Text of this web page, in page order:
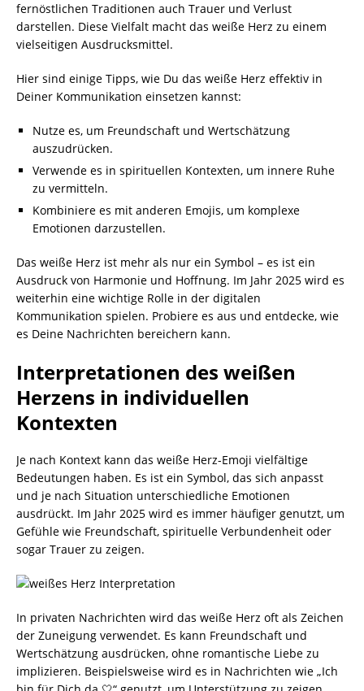
fernöstlichen Traditionen auch Trauer und Verlust
darstellen. Diese Vielfalt macht das weiße Herz zu einem
vielseitigen Ausdrucksmittel.
Hier sind einige Tipps, wie Du das weiße Herz effektiv in
Deiner Kommunikation einsetzen kannst:
Nutze es, um Freundschaft und Wertschätzung
auszudrücken.
Verwende es in spirituellen Kontexten, um innere Ruhe
zu vermitteln.
Kombiniere es mit anderen Emojis, um komplexe
Emotionen darzustellen.
Das weiße Herz ist mehr als nur ein Symbol – es ist ein
Ausdruck von Harmonie und Hoffnung. Im Jahr 2025 wird es
weiterhin eine wichtige Rolle in der digitalen
Kommunikation spielen. Probiere es aus und entdecke, wie
es Deine Nachrichten bereichern kann.
Interpretationen des weißen
Herzens in individuellen
Kontexten
Je nach Kontext kann das weiße Herz-Emoji vielfältige
Bedeutungen haben. Es ist ein Symbol, das sich anpasst
und je nach Situation unterschiedliche Emotionen
ausdrückt. Im Jahr 2025 wird es immer häufiger genutzt, um
Gefühle wie Freundschaft, spirituelle Verbundenheit oder
sogar Trauer zu zeigen.
In privaten Nachrichten wird das weiße Herz oft als Zeichen
der Zuneigung verwendet. Es kann Freundschaft und
Wertschätzung ausdrücken, ohne romantische Liebe zu
implizieren. Beispielsweise wird es in Nachrichten wie „Ich